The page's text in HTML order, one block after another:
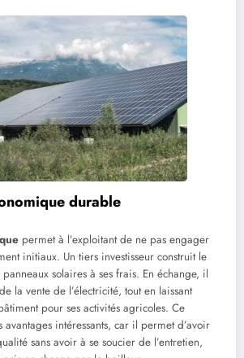
durable
permet à l’exploitant de ne pas engager
initiaux. Un tiers investisseur construit le
solaires à ses frais. En échange, il
la vente de l’électricité, tout en laissant
pour ses activités agricoles. Ce
avantages intéressants, car il permet d’avoir
sans avoir à se soucier de l’entretien,